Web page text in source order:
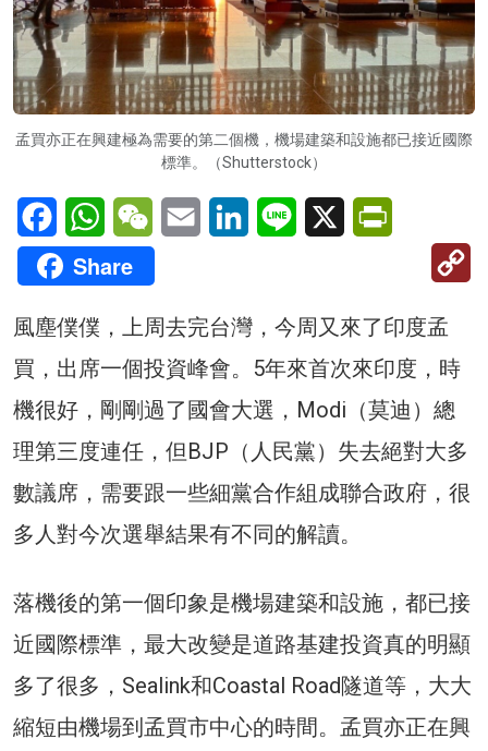
孟買亦正在興建極為需要的第二個機，機場建築和設施都已接近國際
標準。（Shutterstock）
FacebookWhatsAppWeChatEmail LinkedInLine X
Share
風塵僕僕，上周去完台灣，今周又來了印度孟
買，出席一個投資峰會。5年來首次來印度，時
機很好，剛剛過了國會大選，Modi（莫迪）總
理第三度連任，但BJP（人民黨）失去絕對大多
數議席，需要跟一些細黨合作組成聯合政府，很
多人對今次選舉結果有不同的解讀。
落機後的第一個印象是機場建築和設施，都已接
近國際標準，最大改變是道路基建投資真的明顯
多了很多，Sealink和Coastal Road隧道等，大大
縮短由機場到孟買市中心的時間。孟買亦正在興